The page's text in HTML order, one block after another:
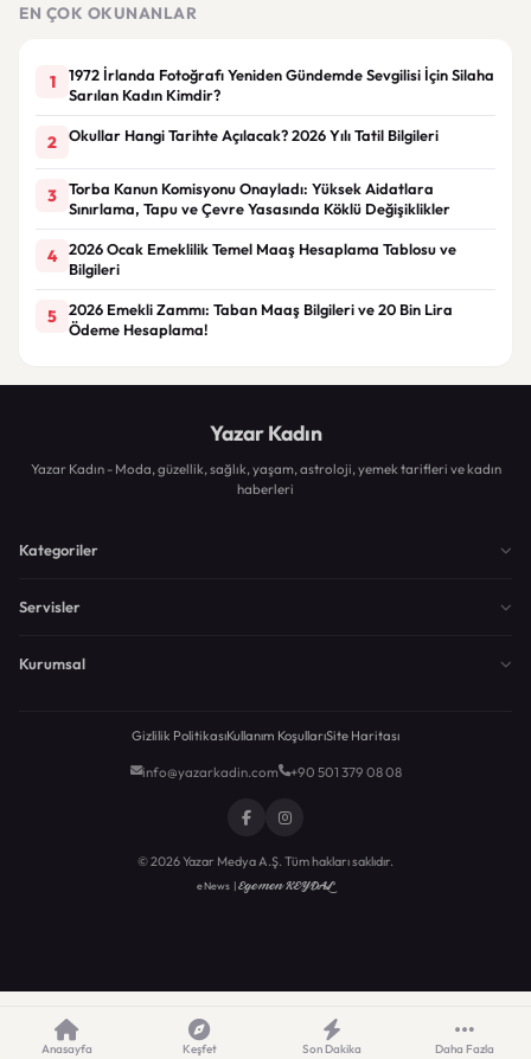
EN ÇOK OKUNANLAR
1
1972 İrlanda Fotoğrafı Yeniden Gündemde Sevgilisi İçin Silaha
Sarılan Kadın Kimdir?
2 Okullar Hangi Tarihte Açılacak? 2026 Yılı Tatil Bilgileri
3
Torba Kanun Komisyonu Onayladı: Yüksek Aidatlara
Sınırlama, Tapu ve Çevre Yasasında Köklü Değişiklikler
4
2026 Ocak Emeklilik Temel Maaş Hesaplama Tablosu ve
Bilgileri
5
2026 Emekli Zammı: Taban Maaş Bilgileri ve 20 Bin Lira
Ödeme Hesaplama!
Yazar Kadın
Yazar Kadın - Moda, güzellik, sağlık, yaşam, astroloji, yemek tarifleri ve kadın
haberleri
Kategoriler
Servisler
Kurumsal
Gizlilik PolitikasıKullanım KoşullarıSite Haritası
info@yazarkadin.com +90 501 379 08 08
© 2026 Yazar Medya A.Ş. Tüm hakları saklıdır.
eNews |Egemen KEYDAL
Anasayfa Keşfet Son Dakika Daha Fazla